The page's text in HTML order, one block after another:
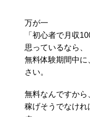
万が一
「初心者で月収
思っているなら、
無料体験期間中
さい。
無料なんですから
稼げそうでなけ